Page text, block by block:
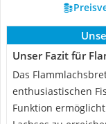
Unser Fazit für
Das
enthusiastischen
Funktion